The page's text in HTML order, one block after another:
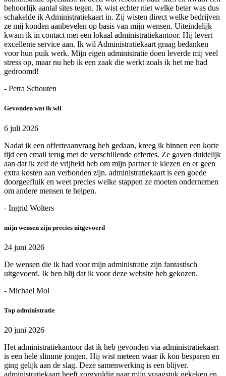
behoorlijk aantal sites tegen. Ik wist echter niet welke beter was dus
schakelde ik Administratiekaart in. Zij wisten direct welke bedrijven
ze mij konden aanbevelen op basis van mijn wensen. Uiteindelijk
kwam ik in contact met een lokaal administratiekantoor. Hij levert
excellente service aan. Ik wil Administratiekaart graag bedanken
voor hun puik werk. Mijn eigen administratie doen leverde mij veel
stress op, maar nu heb ik een zaak die werkt zoals ik het me had
gedroomd!
- Petra Schouten
Gevonden wat ik wil
6 juli 2026
Nadat ik een offerteaanvraag heb gedaan, kreeg ik binnen een korte
tijd een email terug met de verschillende offertes. Ze gaven duidelijk
aan dat ik zelf de vrijheid heb om mijn partner te kiezen en er geen
extra kosten aan verbonden zijn. administratiekaart is een goede
doorgeefluik en weet precies welke stappen ze moeten ondernemen
om andere mensen te helpen.
- Ingrid Wolters
mijn wensen zijn precies uitgevoerd
24 juni 2026
De wensen die ik had voor mijn administratie zijn fantastisch
uitgevoerd. Ik ben blij dat ik voor deze website heb gekozen.
- Michael Mol
Top administratie
20 juni 2026
Het administratiekantoor dat ik heb gevonden via administratiekaart
is een hele slimme jongen. Hij wist meteen waar ik kon besparen en
ging gelijk aan de slag. Deze samenwerking is een blijver.